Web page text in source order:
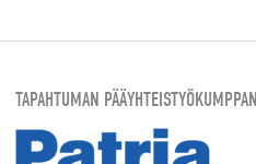
TAPAHTUMAN PÄÄYHTEISTYÖKUMPPANI